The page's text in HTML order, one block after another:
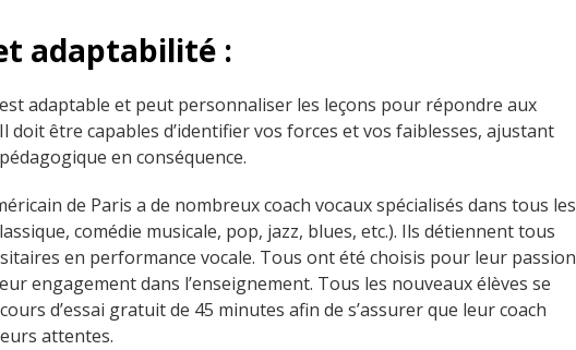
adaptabilité :
adaptable et peut personnaliser les leçons pour répondre aux
doit être capables d’identifier vos forces et vos faiblesses, ajustant
en conséquence.
de Paris a de nombreux coach vocaux spécialisés dans tous les
comédie musicale, pop, jazz, blues, etc.). Ils détiennent tous
en performance vocale. Tous ont été choisis pour leur passion
engagement dans l’enseignement. Tous les nouveaux élèves se
d’essai gratuit de 45 minutes afin de s’assurer que leur coach
attentes.